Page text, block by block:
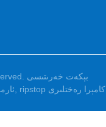
بېكەت خەرىتىسى
كامېرا رەختلىرى